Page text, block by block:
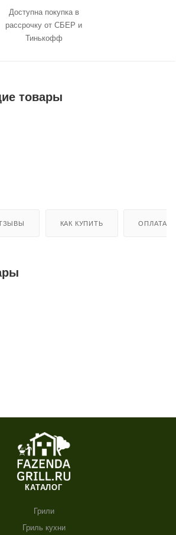
Доступна покупка в
рассрочку от СБЕР и
Тинькофф
товары
КАК КУПИТЬ ОПЛАТА
КАТАЛОГ
Грили
Гриль кухни